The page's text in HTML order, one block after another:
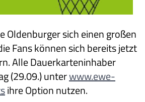
Oldenburger sich einen großen
Fans können sich bereits jetzt
Alle Dauerkarteninhaber
(29.09.) unterwww.ewe-
ihre Option nutzen.